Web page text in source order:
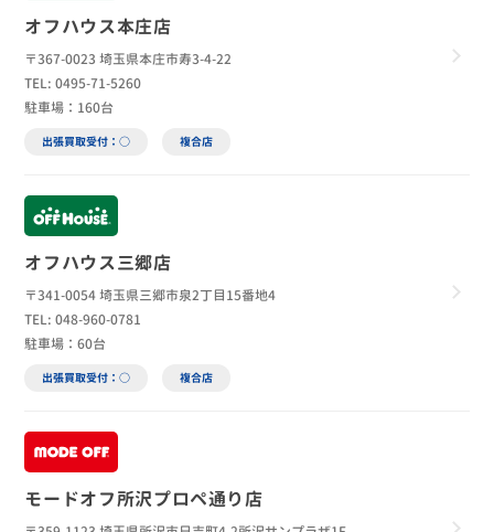
オフハウス本庄店
〒367-0023 埼玉県本庄市寿3-4-22
TEL: 0495-71-5260
駐車場：160台
出張買取受付：○ 複合店
オフハウス三郷店
〒341-0054 埼玉県三郷市泉2丁目15番地4
TEL: 048-960-0781
駐車場：60台
出張買取受付：○ 複合店
モードオフ所沢プロペ通り店